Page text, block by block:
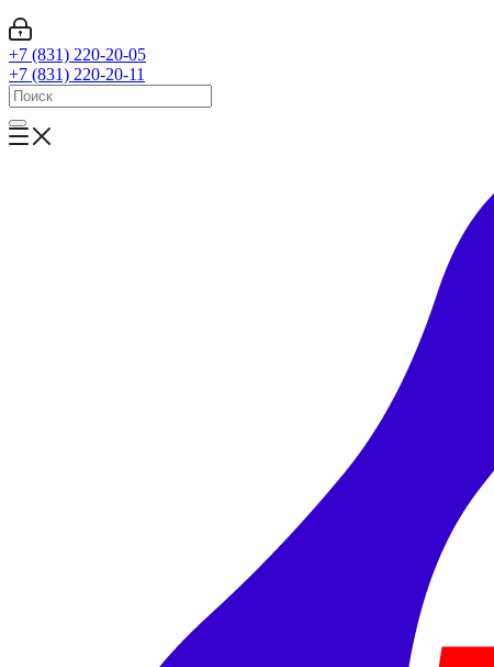
+7 (831) 220-20-05
+7 (831) 220-20-11